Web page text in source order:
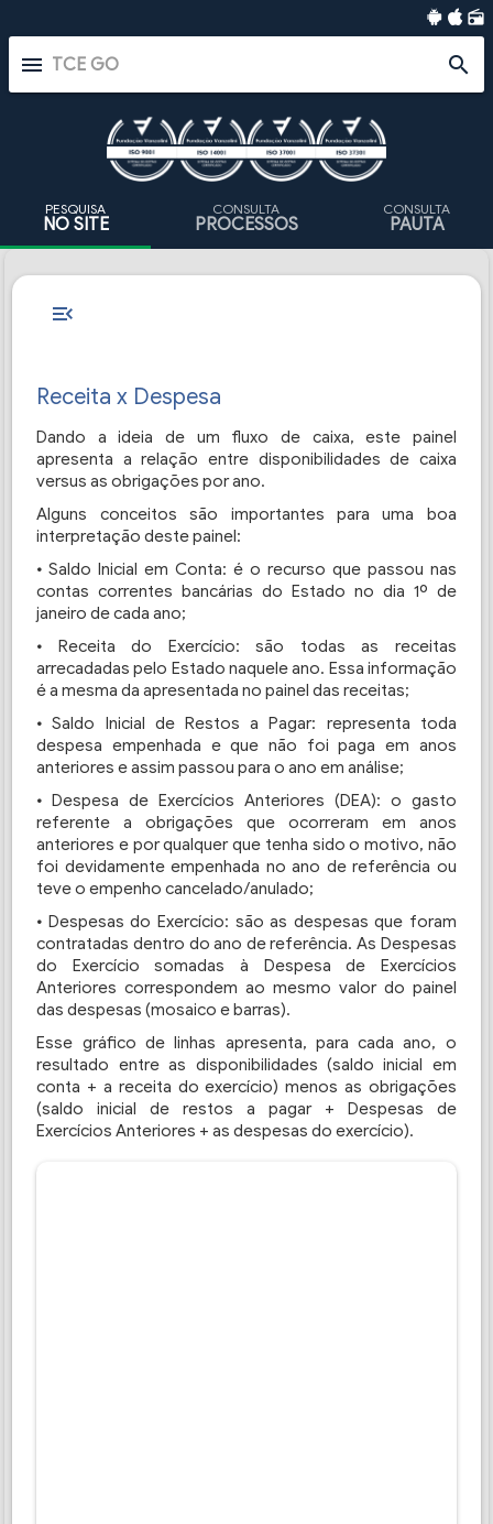
radio
menu search
PESQUISA
NO SITE
CONSULTA
PROCESSOS
CONSULTA
PAUTA
menu_open
Receita x Despesa
Dando a ideia de um fluxo de caixa, este painel
apresenta a relação entre disponibilidades de caixa
versus as obrigações por ano.
Alguns conceitos são importantes para uma boa
interpretação deste painel:
•Saldo Inicial em Conta: é o recurso que passou nas
contas correntes bancárias do Estado no dia 1º de
janeiro de cada ano;
• Receita do Exercício: são todas as receitas
arrecadadas pelo Estado naquele ano. Essa informação
é a mesma da apresentada no painel das receitas;
•Saldo Inicial de Restos a Pagar: representa toda
despesa empenhada e que não foi paga em anos
anteriores e assim passou para o ano em análise;
•Despesa de Exercícios Anteriores (DEA): o gasto
referente a obrigações que ocorreram em anos
anteriores e por qualquer que tenha sido o motivo, não
foi devidamente empenhada no ano de referência ou
teve o empenho cancelado/anulado;
• Despesas do Exercício: são as despesas que foram
contratadas dentro do ano de referência. As Despesas
do Exercício somadas à Despesa de Exercícios
Anteriores correspondem ao mesmo valor do painel
das despesas (mosaico e barras).
Esse gráfico de linhas apresenta, para cada ano, o
resultado entre as disponibilidades (saldo inicial em
conta + a receita do exercício) menos as obrigações
(saldo inicial de restos a pagar + Despesas de
Exercícios Anteriores + as despesas do exercício).